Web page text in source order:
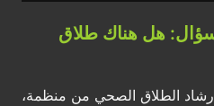
هل هناك طلاق
الطلاق الصحي من منظمة،